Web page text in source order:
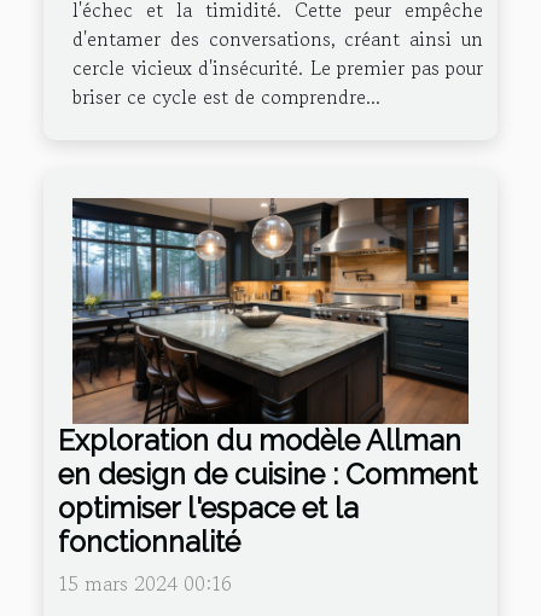
l'échec et la timidité. Cette peur empêche
d'entamer des conversations, créant ainsi un
cercle vicieux d'insécurité. Le premier pas pour
briser ce cycle est de comprendre...
Exploration du modèle Allman
en design de cuisine : Comment
optimiser l'espace et la
fonctionnalité
15 mars 2024 00:16